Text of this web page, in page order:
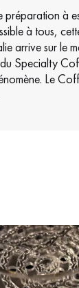
préparation à
à tous,
arrive sur le
Specialty
Le